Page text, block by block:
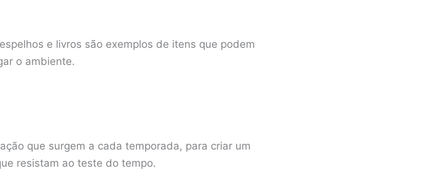
e livros são exemplos de itens que podem
o ambiente.
que surgem a cada temporada, para criar um
resistam ao teste do tempo.